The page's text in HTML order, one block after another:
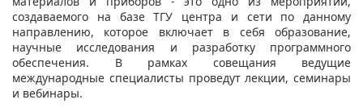
создаваемого на базе ТГУ центра и сети по данному
направлению, которое включает в себя образование,
научные исследования и разработку программного
обеспечения.
В рамках совещания ведущие
международные специалисты проведут лекции, семинары
и вебинары.